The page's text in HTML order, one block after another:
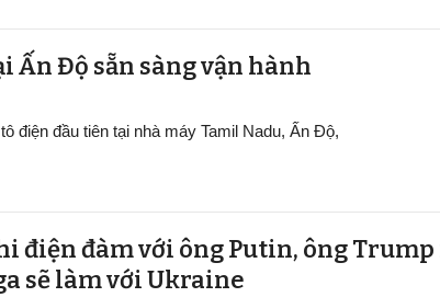
Ấn Độ sẵn sàng v​​​​​​​ận hành
điện đầu tiên tại nhà máy Tamil Nadu, Ấn Độ,
điện đàm với ông Putin, ông Trump
sẽ làm với Ukraine